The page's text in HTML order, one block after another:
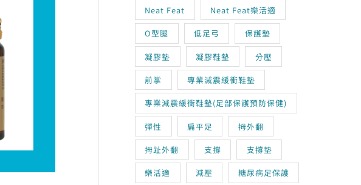
Neat Feat Neat Feat樂活適
O型腿 低足弓 保護墊
凝膠墊 凝膠鞋墊 分壓
前掌 專業減震緩衝鞋墊
專業減震緩衝鞋墊(足部保護預防保健)
彈性 扁平足 拇外翻
拇趾外翻 支撐 支撐墊
樂活適 減壓 糖尿病足保護